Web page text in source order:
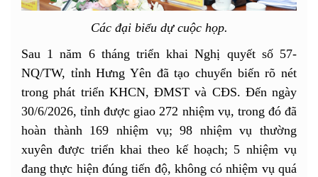
Các đại biểu dự cuộc họp.
Sau 1 năm 6 tháng triển khai Nghị quyết số 57-
NQ/TW, tỉnh Hưng Yên đã tạo chuyển biến rõ nét
trong phát triển KHCN, ĐMST và CĐS. Đến ngày
30/6/2026, tỉnh được giao 272 nhiệm vụ, trong đó đã
hoàn thành 169 nhiệm vụ; 98 nhiệm vụ thường
xuyên được triển khai theo kế hoạch; 5 nhiệm vụ
đang thực hiện đúng tiến độ, không có nhiệm vụ quá